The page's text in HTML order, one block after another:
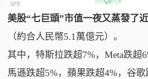
美股“七巨頭”市值一夜又蒸發了
（約合人民幣5.1萬億元）。
其中， 特斯拉跌超7%，Meta跌超
馬遜跌超5%，蘋果跌超4%，谷